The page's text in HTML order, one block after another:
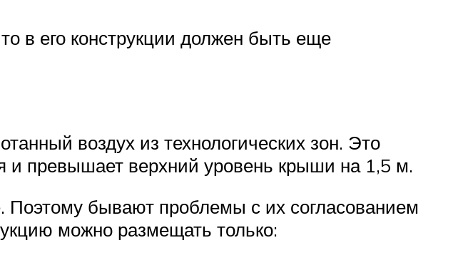
в его конструкции должен быть еще
воздух из технологических зон. Это
и превышает верхний уровень крыши на 1,5 м.
бывают проблемы с их согласованием
можно размещать только: